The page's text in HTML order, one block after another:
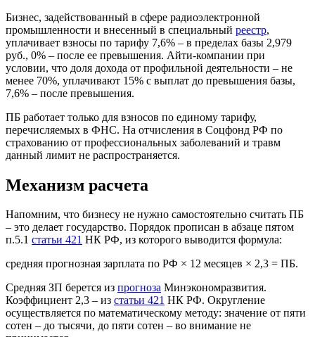
Бизнес, задействованный в сфере радиоэлектронной
промышленности и внесенный в специальный реестр,
уплачивает взносы по тарифу 7,6% – в пределах базы 2,979
руб., 0% – после ее превышения. Айти-компании при
условии, что доля дохода от профильной деятельности – не
менее 70%, уплачивают 15% с выплат до превышения базы,
7,6% – после превышения.
ПБ работает только для взносов по единому тарифу,
перечисляемых в ФНС. На отчисления в Соцфонд РФ по
страхованию от профессиональных заболеваний и травм
данный лимит не распространяется.
Механизм расчета
Напомним, что бизнесу не нужно самостоятельно считать ПБ
– это делает государство. Порядок прописан в абзаце пятом
п.5.1 статьи 421 НК РФ, из которого выводится формула:
средняя прогнозная зарплата по РФ × 12 месяцев × 2,3 = ПБ.
Средняя ЗП берется из прогноза Минэкономразвития.
Коэффициент 2,3 – из статьи 421 НК РФ. Округление
осуществляется по математическому методу: значение от пяти
сотен – до тысячи, до пяти сотен – во внимание не